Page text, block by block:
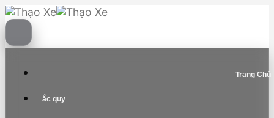
Skip
to
content
Trang Chủ
ắc quy